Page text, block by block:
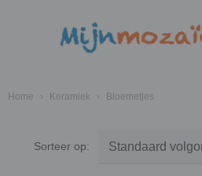
Home › Keramiek › Bloemetjes
Sorteer op: